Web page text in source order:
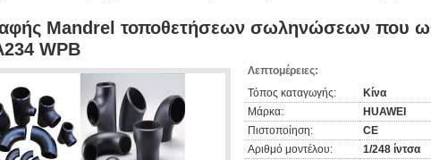
Mandrel τοποθετήσεων σωληνώσεων που
WPB
Λεπτομέρειες:
Τόπος καταγωγής:
Κίνα
Μάρκα:
HUAWEI
Πιστοποίηση:
CE
Αριθμό μοντέλου:
1/248 ίντσα